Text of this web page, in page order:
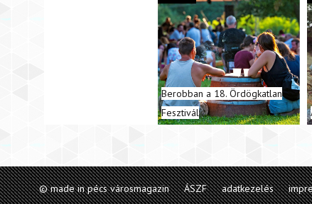
Berobban a 18. Ördögkatlan
Fesztivál
© made in pécs városmagazin ÁSZF adatkezelés